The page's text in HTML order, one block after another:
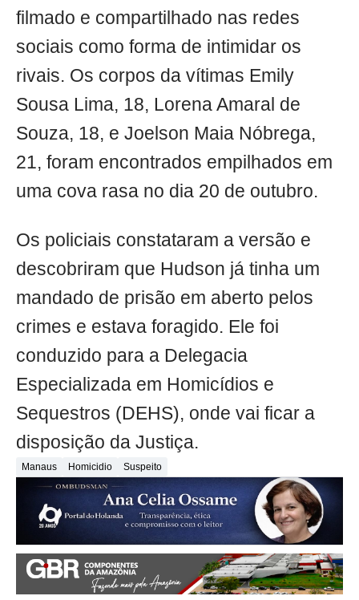
filmado e compartilhado nas redes
sociais como forma de intimidar os
rivais. Os corpos da vítimas Emily
Sousa Lima, 18, Lorena Amaral de
Souza, 18, e Joelson Maia Nóbrega,
21, foram encontrados empilhados em
uma cova rasa no dia 20 de outubro.
Os policiais constataram a versão e
descobriram que Hudson já tinha um
mandado de prisão em aberto pelos
crimes e estava foragido. Ele foi
conduzido para a Delegacia
Especializada em Homicídios e
Sequestros (DEHS), onde vai ficar a
disposição da Justiça.
Manaus Homicidio Suspeito